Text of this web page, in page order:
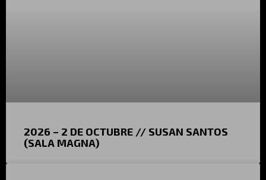
2026 – 2 DE OCTUBRE // SUSAN SANTOS
(SALA MAGNA)